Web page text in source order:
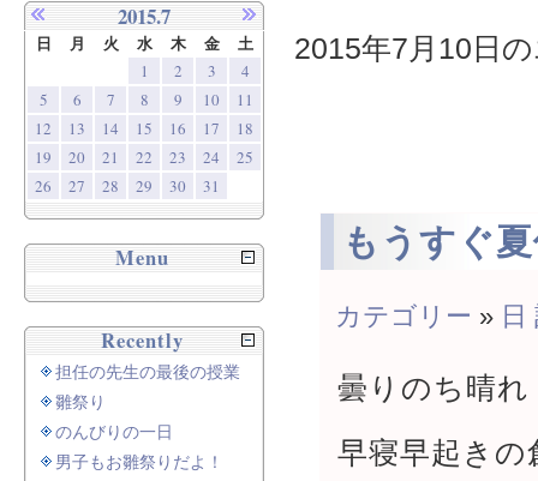
2015年7月10日
もうすぐ
カテゴリー » 日
曇りのち晴れ
早寝早起きの
2015.7
日 月 火 水 木 金 土
1 2 3
4
5
6 7 8 9 10
11
12
13 14 15 16 17
18
19
20 21 22 23 24
25
26
27 28 29 30 31
Menu
Recently
担任の先生の最後の授業
雛祭り
のんびりの一日
男子もお雛祭りだよ！